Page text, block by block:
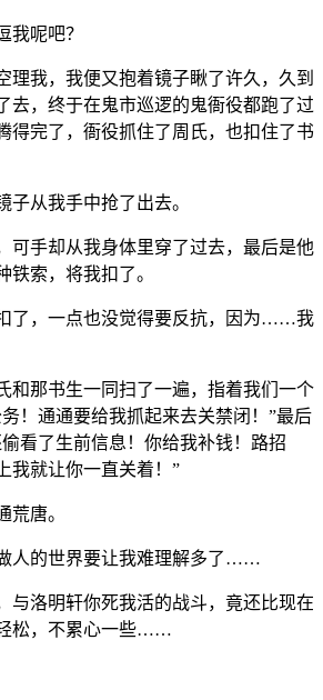
我呢吧？
理我，我便又抱着镜子瞅了许久，久到
去，终于在鬼市巡逻的鬼衙役都跑了过
得完了，衙役抓住了周氏，也扣住了书
子从我手中抢了出去。
可手却从我身体里穿了过去，最后是他
铁索，将我扣了。
了，一点也没觉得要反抗，因为……我
和那书生一同扫了一遍，指着我们一个
！通通要给我抓起来去关禁闭！”最后
看了生前信息！你给我补钱！路招
我就让你一直关着！”
荒唐。
人的世界要让我难理解多了……
洛明轩你死我活的战斗，竟还比现在
松，不累心一些……